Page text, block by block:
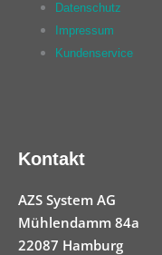
Datenschutz
Impressum
Kundenservice
Kontakt
AZS System AG
Mühlendamm 84a
22087 Hamburg